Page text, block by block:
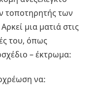
τοποτηρητής των
μια ματιά στις
του, όπως
– έκτρωμα:
να: